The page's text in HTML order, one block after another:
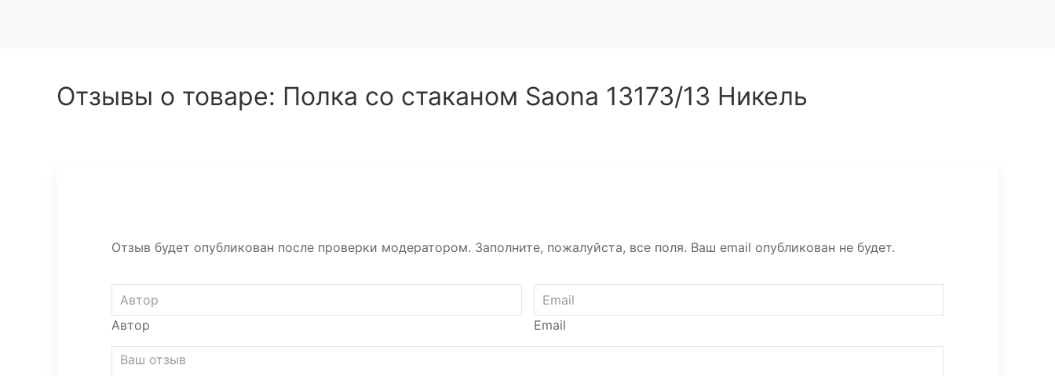
Отзывы о товаре: Полка со стаканом Saona 13173/13 Никель
Отзыв будет опубликован после проверки модератором. Заполните, пожалуйста, все поля. Ваш email опубликован не будет.
Автор Email